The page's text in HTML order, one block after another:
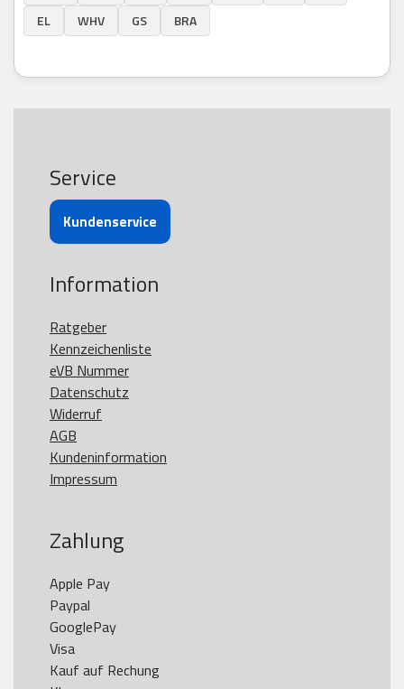
EL
WHV GS BRA
Service
Kundenservice
Information
Ratgeber
Kennzeichenliste
eVB Nummer
Datenschutz
Widerruf
AGB
Kundeninformation
Impressum
Zahlung
Apple Pay
Paypal
GooglePay
Visa
Kauf auf Rechung